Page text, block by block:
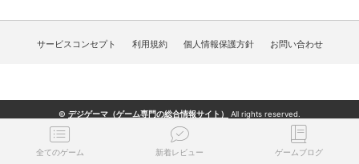
全てのゲーム 新着レビュー ゲームブログ
サービスコンセプト 利用規約 個人情報保護方針 お問い合わせ
© デジゲーマ（ゲーム専門の総合情報サイト） All rights reserved.